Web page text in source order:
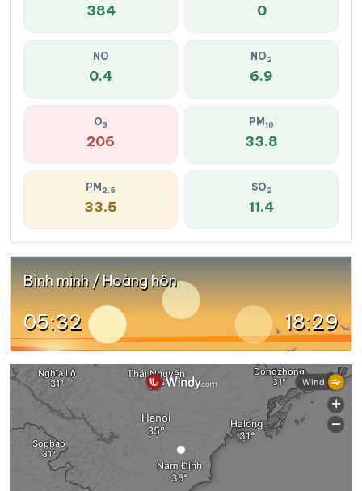
384 0
NO
0.4
NO2
6.9
O3
206
PM 10
33.8
PM 2.5
33.5
SO2
11.4
Bình minh / Hoàng hôn
05:32 18:29